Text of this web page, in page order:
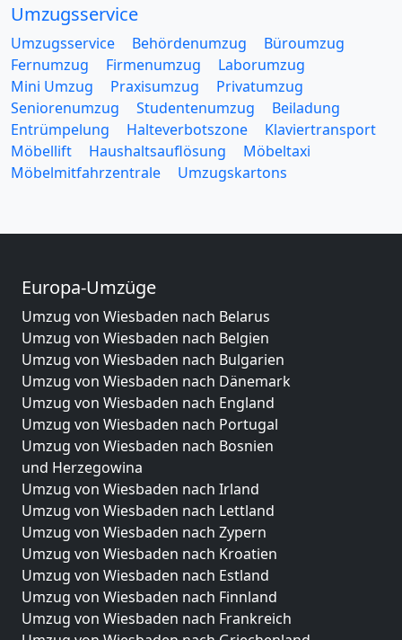
Umzugsservice
Umzugsservice Behördenumzug
Büroumzug
Fernumzug
Firmenumzug
Laborumzug
Mini Umzug
Praxisumzug
Privatumzug
Seniorenumzug
Studentenumzug
Beiladung
Entrümpelung
Halteverbotszone
Klaviertransport
Möbellift
Haushaltsauflösung
Möbeltaxi
Möbelmitfahrzentrale
Umzugskartons
Europa-Umzüge
Umzug von Wiesbaden nach Belarus
Umzug von Wiesbaden nach Belgien
Umzug von Wiesbaden nach Bulgarien
Umzug von Wiesbaden nach Dänemark
Umzug von Wiesbaden nach England
Umzug von Wiesbaden nach Portugal
Umzug von Wiesbaden nach Bosnien
und Herzegowina
Umzug von Wiesbaden nach Irland
Umzug von Wiesbaden nach Lettland
Umzug von Wiesbaden nach Zypern
Umzug von Wiesbaden nach Kroatien
Umzug von Wiesbaden nach Estland
Umzug von Wiesbaden nach Finnland
Umzug von Wiesbaden nach Frankreich